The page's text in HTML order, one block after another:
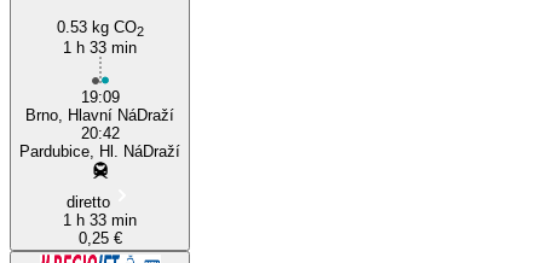
0.53 kg CO2
1 h 33 min
19:09
Brno, Hlavní NáDraží
20:42
Pardubice, Hl. NáDraží
diretto
1 h 33 min
0,25 €